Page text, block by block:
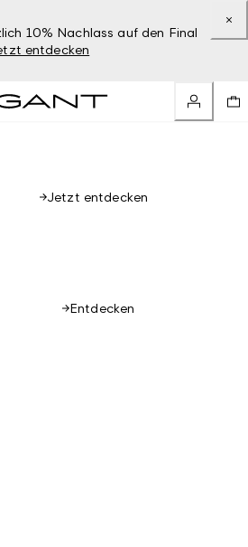
10% Nachlass auf den Final
entdecken
Jetzt entdecken
Entdecken